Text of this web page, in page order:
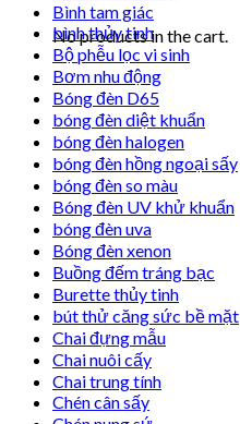
No products in the cart.
Bình tam giác
bình thủy tinh
Bộ phễu lọc vi sinh
Bơm nhu động
Bóng đèn D65
bóng đèn diệt khuẩn
bóng đèn halogen
bóng đèn hồng ngoại sấy
bóng đèn so màu
Bóng đèn UV khử khuẩn
bóng đèn uva
Bóng đèn xenon
Buồng đếm tráng bạc
Burette thủy tinh
bút thử căng sức bề mặt
Chai đựng mẫu
Chai nuôi cấy
Chai trung tính
Chén cân sấy